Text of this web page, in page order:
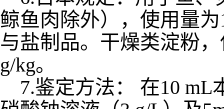
鲸鱼肉除外），使用量
与盐制品。干燥类淀粉
g/kg。
7.鉴定方法： 在10 mL